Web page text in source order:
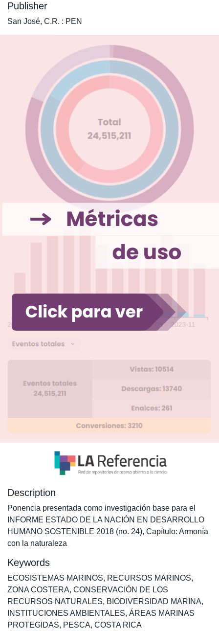
Publisher
San José, C.R. : PEN
Description
Ponencia presentada como investigación base para el
INFORME ESTADO DE LA NACIÓN EN DESARROLLO
HUMANO SOSTENIBLE 2018 (no. 24), Capítulo: Armonía
con la naturaleza
Keywords
ECOSISTEMAS MARINOS, RECURSOS MARINOS,
ZONA COSTERA, CONSERVACIÓN DE LOS
RECURSOS NATURALES, BIODIVERSIDAD MARINA,
INSTITUCIONES AMBIENTALES, ÁREAS MARINAS
PROTEGIDAS, PESCA, COSTA RICA